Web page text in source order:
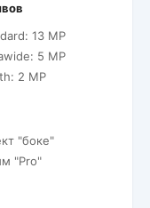
13 MP
5 MP
2 MP
"боке"
"Pro"